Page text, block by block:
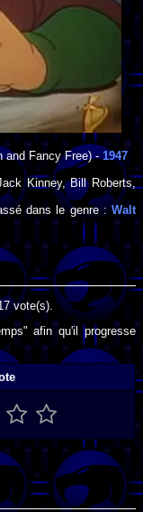
and Fancy Free) -1947
Kinney,Bill Roberts
dans le genre :Walt
vote(s).
afin qu'il progresse